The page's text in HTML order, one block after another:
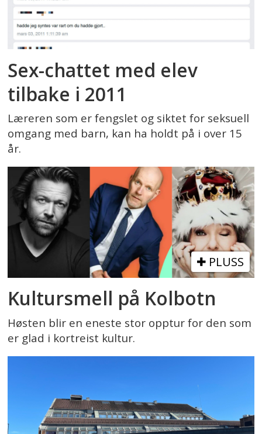
Sex-chattet med elev
tilbake i 2011
Læreren som er fengslet og siktet for seksuell
omgang med barn, kan ha holdt på i over 15
år.
PLUSS
Kultursmell på Kolbotn
Høsten blir en eneste stor opptur for den som
er glad i kortreist kultur.